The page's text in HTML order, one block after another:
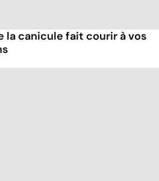
la canicule fait courir à vos